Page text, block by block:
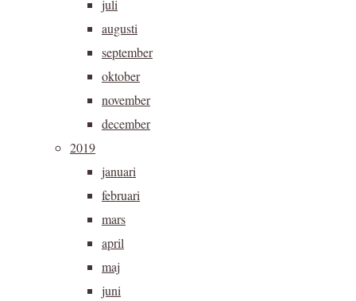
juli
augusti
september
oktober
november
december
2019
januari
februari
mars
april
maj
juni